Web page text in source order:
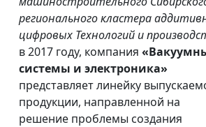
регионального кластера
цифровых Технологий и
в 2017 году, компания
системы и электроника»
представляет линейку
продукции, направленной на
решение проблемы создания